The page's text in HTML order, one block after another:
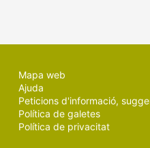
Mapa web
Ajuda
Peticions d'informació,
Política de galetes
Política de privacitat